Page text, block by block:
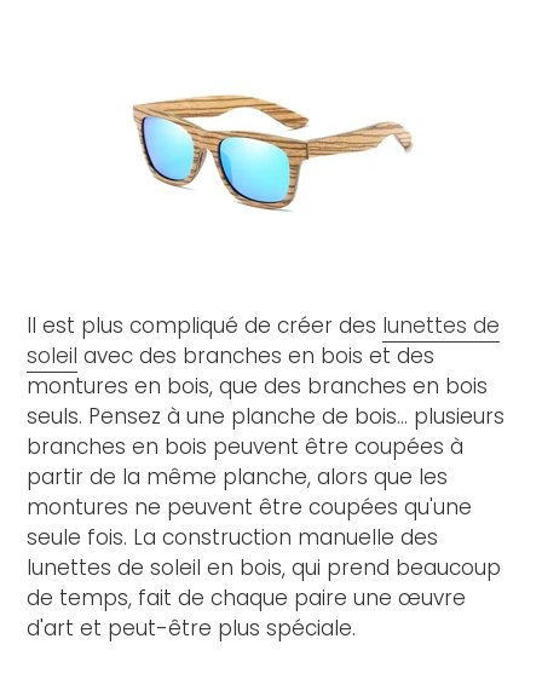
Il est plus compliqué de créer des lunettes de
soleil avec des branches en bois et des
montures en bois, que des branches en bois
seuls. Pensez à une planche de bois... plusieurs
branches en bois peuvent être coupées à
partir de la même planche, alors que les
montures ne peuvent être coupées qu'une
seule fois. La construction manuelle des
lunettes de soleil en bois, qui prend beaucoup
de temps, fait de chaque paire une œuvre
d'art et peut-être plus spéciale.